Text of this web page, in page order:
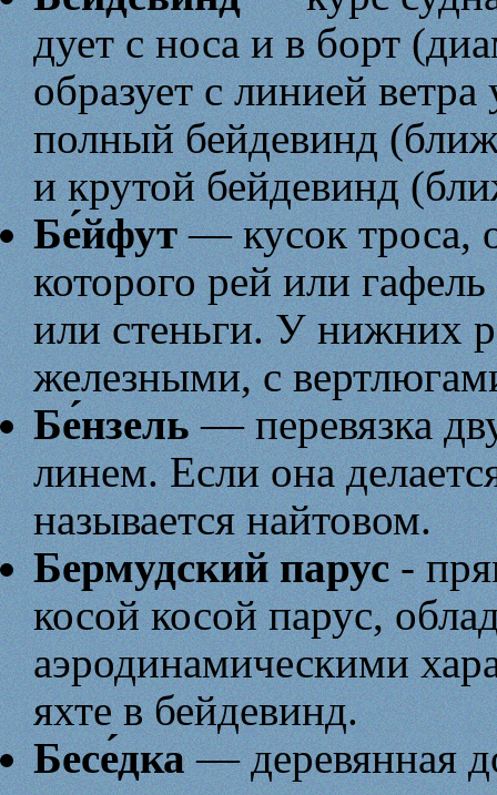
дует с носа и в борт
образует с линией
полный бейдевинд
и крутой бейдевинд
Бе́йфут— кусок
которого рей или
или стеньги. У нижних
железными, с
Бе́нзель— перевязка
линем. Если она
называется найтовом.
Бермудский парус-
косой косой парус,
аэродинамическими
яхте в бейдевинд.
Бесе́дка— деревянная